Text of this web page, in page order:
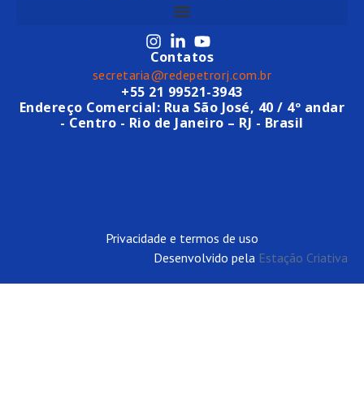
Contatos
secretaria@redepetrorj.com.br
+55 21 99521-3943
Endereço Comercial: Rua São José, 40 / 4º andar
- Centro - Rio de Janeiro – RJ - Brasil
Privacidade e termos de uso
Desenvolvido pela Estação Criativa